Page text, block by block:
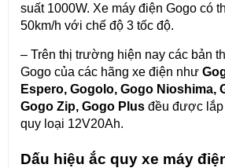
suất 1000W. Xe máy điện Gogo có
50km/h với chế độ 3 tốc độ.
– Trên thị trường hiện nay các bản
Gogo của các hãng xe điện như
Espero, Gogolo, Gogo Nioshima,
Gogo Zip, Gogo Plus đều được
quy loại 12V20Ah.
Dấu hiệu ắc quy xe máy